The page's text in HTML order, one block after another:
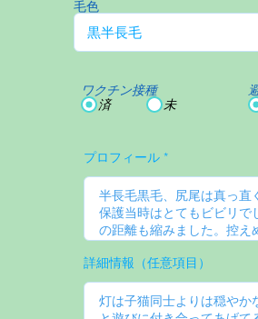
毛色
ワクチン接種
済
未
プロフィール
詳細情報（任意項目）